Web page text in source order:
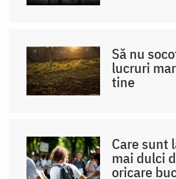
Să nu
lucruri
tine
Care sunt
mai dulci
oricare